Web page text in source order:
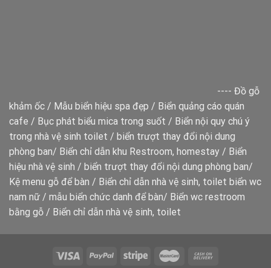
---- Đồ gỗ
khảm ốc / Mẫu biển hiệu spa đẹp / Biển quảng cáo quán
cafe / Bục phát biểu mica trong suốt / Biển nội quy chú ý
trong nhà vệ sinh toilet / biển trượt thay đổi nội dung
phòng ban/ Biển chỉ dẫn khu Restroom, homestay / Biển
hiệu nhà vệ sinh / biển trượt thay đổi nội dung phòng ban/
Kệ menu gỗ để bàn / Biển chỉ dẫn nhà vệ sinh, toilet biển wc
nam nữ / mẫu biển chức danh để bàn/ Biển wc restroom
bằng gỗ / Biển chỉ dẫn nhà vệ sinh, toilet